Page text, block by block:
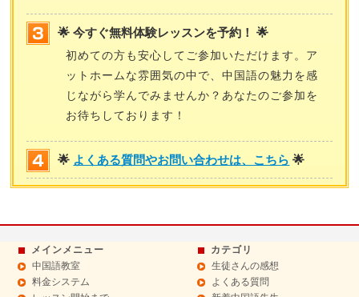
🌟 今すぐ無料体験レッスンを予約！ 🌟
初めての方も安心してご参加いただけます。ア
ットホームな雰囲気の中で、中国語の魅力を感
じながら学んでみませんか？あなたのご参加を
お待ちしております！
🌟 よくある質問やお問い合わせは、こちら 🌟
メインメニュー
中国語教室
料金システム
カテゴリ
生徒さんの感想
よくある質問